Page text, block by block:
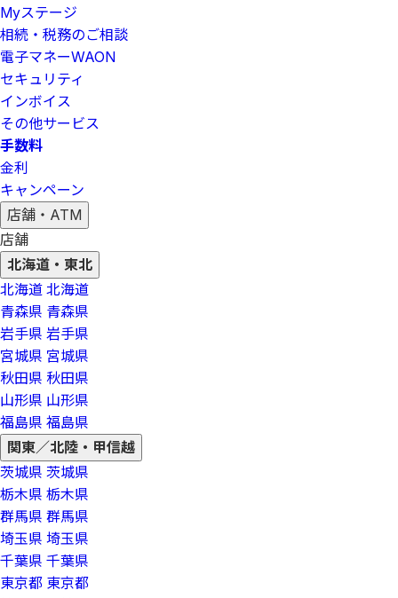
Myステージ
相続・税務のご相談
電子マネーWAON
セキュリティ
インボイス
その他サービス
手数料
金利
キャンペーン
店舗・ATM
店舗
北海道・東北
北海道 北海道
青森県 青森県
岩手県 岩手県
宮城県 宮城県
秋田県 秋田県
山形県 山形県
福島県 福島県
関東／北陸・甲信越
茨城県 茨城県
栃木県 栃木県
群馬県 群馬県
埼玉県 埼玉県
千葉県 千葉県
東京都 東京都